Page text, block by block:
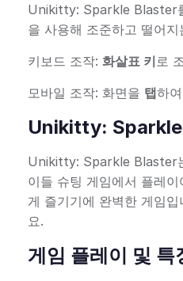
Unikitty: Sparkle Blaster
을 사용해 조준하고 떨어
키보드 조작: 화살표 키로
모바일 조작: 화면을 탭하
Unikitty:
Unikitty: Sparkle Blaster
이들 슈팅 게임에서 플레
게 즐기기에 완벽한 게임
요.
게임 플레이 및 특